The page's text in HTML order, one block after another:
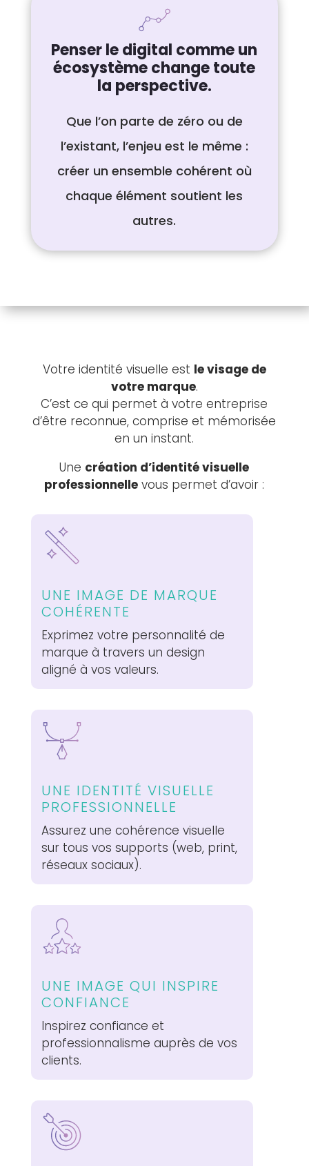
Penser le digital comme un
écosystème change toute
la perspective.
Que l’on parte de zéro ou de
l’existant, l’enjeu est le même :
créer un ensemble cohérent où
chaque élément soutient les
autres.
Votre identité visuelle est le visage de
votre marque.
C’est ce qui permet à votre entreprise
d’être reconnue, comprise et mémorisée
en un instant.
Une création d’identité visuelle
professionnelle vous permet d’avoir :
UNE IMAGE DE MARQUE
COHÉRENTE
Exprimez votre personnalité de
marque à travers un design
aligné à vos valeurs.
UNE IDENTITÉ VISUELLE
PROFESSIONNELLE
Assurez une cohérence visuelle
sur tous vos supports (web, print,
réseaux sociaux).
UNE IMAGE QUI INSPIRE
CONFIANCE
Inspirez confiance et
professionnalisme auprès de vos
clients.